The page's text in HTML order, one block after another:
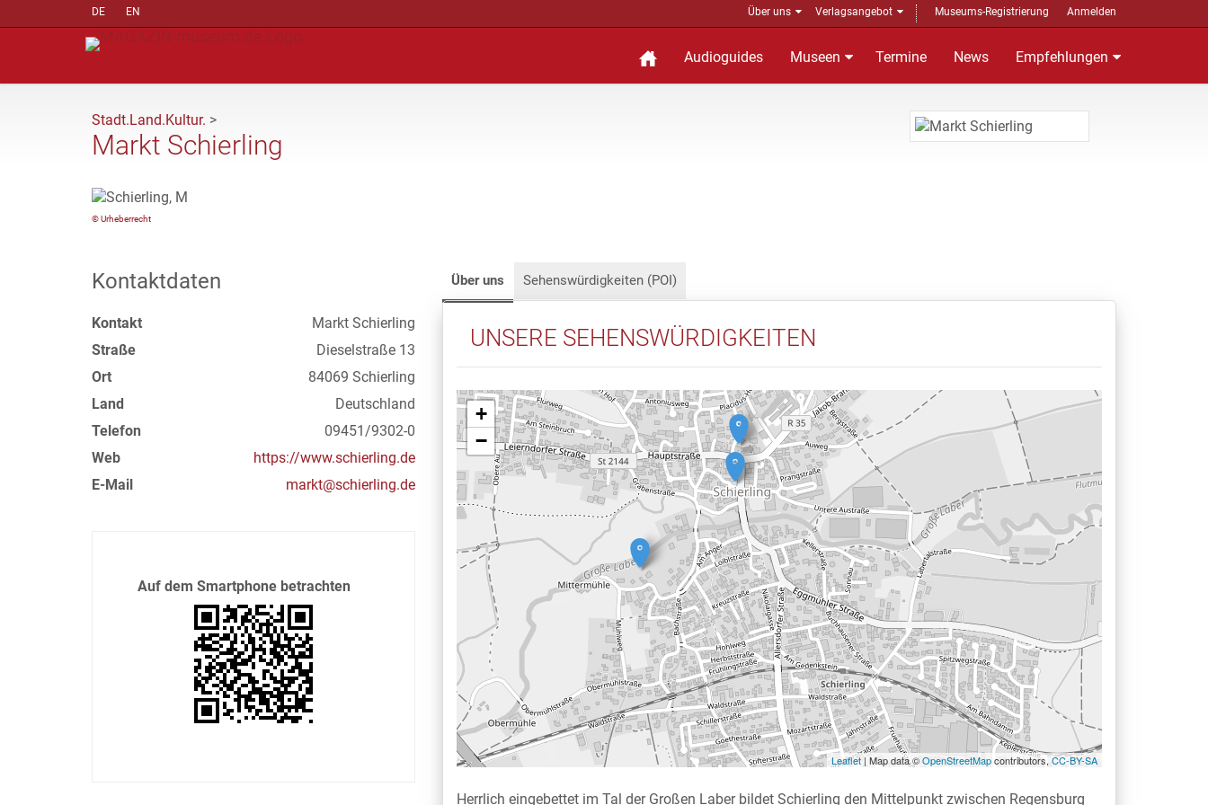
DE EN Über uns Verlagsangebot Museums-Registrierung Anmelden
Audioguides Museen Termine News Empfehlungen
Stadt.Land.Kultur. >
Markt Schierling
© Urheberrecht
Kontaktdaten
Kontakt
Markt Schierling
Straße
Dieselstraße 13
Ort
84069 Schierling
Land
Deutschland
Telefon
09451/9302-0
Web
https://www.schierling.de
E-Mail
markt@schierling.de
Auf dem Smartphone betrachten
Über uns Sehenswürdigkeiten (POI)
UNSERE SEHENSWÜRDIGKEITEN
+
−
Leaflet | Map data ©OpenStreetMapcontributors,CC-BY-SA
Herrlich eingebettet im Tal der Großen Laber bildet Schierling den Mittelpunkt zwischen Regensburg